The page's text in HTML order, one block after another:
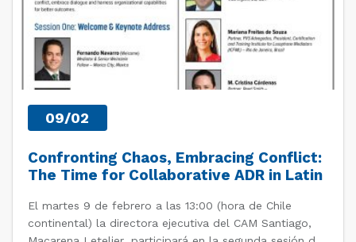
09/02
Confronting Chaos, Embracing Conflict:
The Time for Collaborative ADR in Latin
El martes 9 de febrero a las 13:00 (hora de Chile
continental) la directora ejecutiva del CAM Santiago,